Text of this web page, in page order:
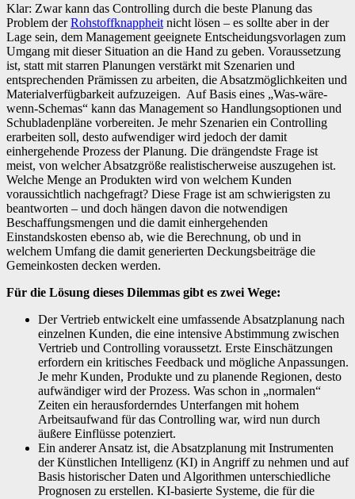
Klar: Zwar kann das Controlling durch die beste Planung das
Problem derRohstoffknappheit nicht lösen – es sollte aber in der
Lage sein, dem Management geeignete Entscheidungsvorlagen zum
Umgang mit dieser Situation an die Hand zu geben. Voraussetzung
ist, statt mit starren Planungen verstärkt mit Szenarien und
entsprechenden Prämissen zu arbeiten, die Absatzmöglichkeiten und
Materialverfügbarkeit aufzuzeigen. Auf Basis eines „Was-wäre-
wenn-Schemas“ kann das Management so Handlungsoptionen und
Schubladenpläne vorbereiten. Je mehr Szenarien ein Controlling
erarbeiten soll, desto aufwendiger wird jedoch der damit
einhergehende Prozess der Planung. Die drängendste Frage ist
meist, von welcher Absatzgröße realistischerweise auszugehen ist.
Welche Menge an Produkten wird von welchem Kunden
voraussichtlich nachgefragt? Diese Frage ist am schwierigsten zu
beantworten – und doch hängen davon die notwendigen
Beschaffungsmengen und die damit einhergehenden
Einstandskosten ebenso ab, wie die Berechnung, ob und in
welchem Umfang die damit generierten Deckungsbeiträge die
Gemeinkosten decken werden.
Für die Lösung dieses Dilemmas gibt es zwei Wege:
Der Vertrieb entwickelt eine umfassende Absatzplanung nach
einzelnen Kunden, die eine intensive Abstimmung zwischen
Vertrieb und Controlling voraussetzt. Erste Einschätzungen
erfordern ein kritisches Feedback und mögliche Anpassungen.
Je mehr Kunden, Produkte und zu planende Regionen, desto
aufwändiger wird der Prozess. Was schon in „normalen“
Zeiten ein herausforderndes Unterfangen mit hohem
Arbeitsaufwand für das Controlling war, wird nun durch
äußere Einflüsse potenziert.
Ein anderer Ansatz ist, die Absatzplanung mit Instrumenten
der Künstlichen Intelligenz (KI) in Angriff zu nehmen und auf
Basis historischer Daten und Algorithmen unterschiedliche
Prognosen zu erstellen. KI-basierte Systeme, die für die